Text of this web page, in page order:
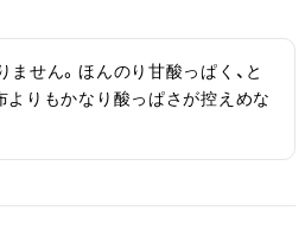
せん。ほんのり甘酸っぱく、と
よりもかなり酸っぱさが控えめな